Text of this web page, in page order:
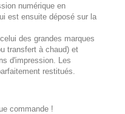
numérique en
est ensuite déposé sur la
des grandes marques
transfert à chaud) et
d'impression. Les
restitués.
commande !